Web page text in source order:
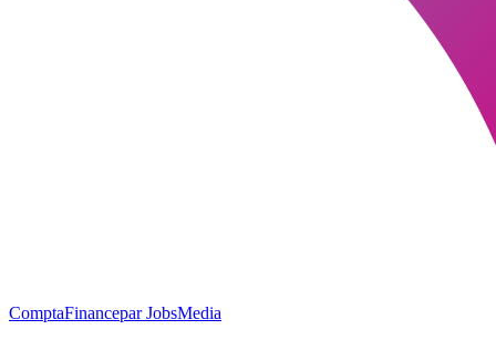
ComptaFinancepar JobsMedia